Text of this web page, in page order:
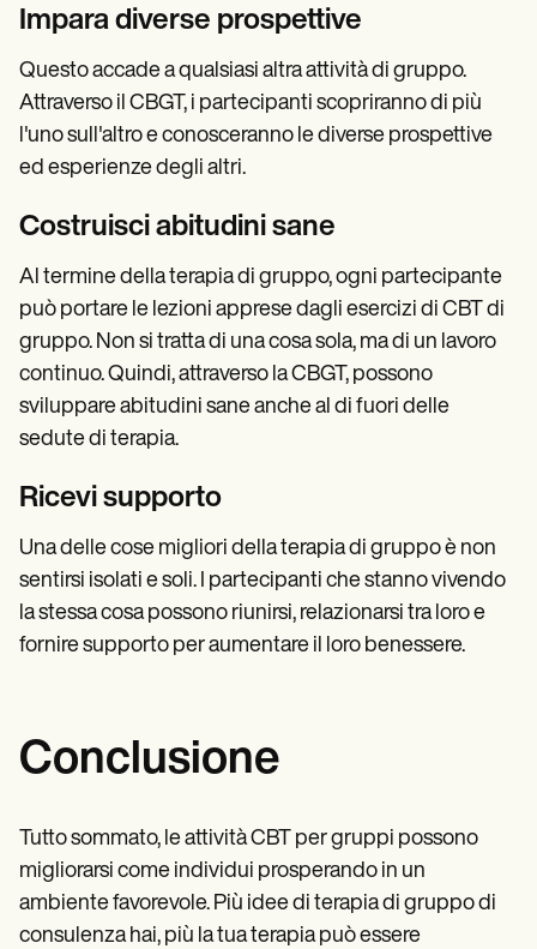
Impara diverse prospettive
Questo accade a qualsiasi altra attività di gruppo.
Attraverso il CBGT, i partecipanti scopriranno di più
l'uno sull'altro e conosceranno le diverse prospettive
ed esperienze degli altri.
Costruisci abitudini sane
Al termine della terapia di gruppo, ogni partecipante
può portare le lezioni apprese dagli esercizi di CBT di
gruppo. Non si tratta di una cosa sola, ma di un lavoro
continuo. Quindi, attraverso la CBGT, possono
sviluppare abitudini sane anche al di fuori delle
sedute di terapia.
Ricevi supporto
Una delle cose migliori della terapia di gruppo è non
sentirsi isolati e soli. I partecipanti che stanno vivendo
la stessa cosa possono riunirsi, relazionarsi tra loro e
fornire supporto per aumentare il loro benessere.
Conclusione
Tutto sommato, le attività CBT per gruppi possono
migliorarsi come individui prosperando in un
ambiente favorevole. Più idee di terapia di gruppo di
consulenza hai, più la tua terapia può essere